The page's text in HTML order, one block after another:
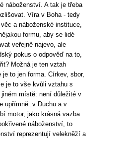
náboženství. A tak je třeba
Víra v Boha - tedy
a náboženské instituce,
formu, aby se lidé
veřejně najevo, ale
pokus o odpověď na to,
Možná je ten vztah
to jen forma. Církev, sbor,
je to vše kvůli vztahu s
místě: není důležité v
upřímně „v Duchu a v
motor, jako krásná vazba
náboženství, to
reprezentují velekněží a